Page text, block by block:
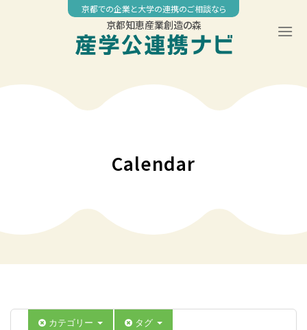
京都での企業と大学の連携のご相談なら
京都知恵産業創造の森
Calendar
カテゴリー タグ
04:00